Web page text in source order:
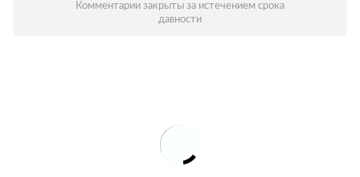
Комментарии закрыты за истечением срока
давности